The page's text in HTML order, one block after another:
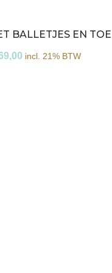
BALLETJES EN
incl. 21% BTW